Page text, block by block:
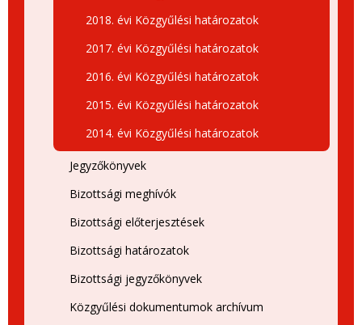
2018. évi Közgyűlési határozatok
2017. évi Közgyűlési határozatok
2016. évi Közgyűlési határozatok
2015. évi Közgyűlési határozatok
2014. évi Közgyűlési határozatok
Jegyzőkönyvek
Bizottsági meghívók
Bizottsági előterjesztések
Bizottsági határozatok
Bizottsági jegyzőkönyvek
Közgyűlési dokumentumok archívum